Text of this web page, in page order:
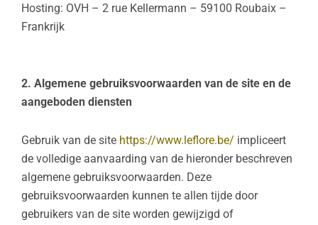
Hosting: OVH – 2 rue Kellermann – 59100 Roubaix –
Frankrijk
2. Algemene gebruiksvoorwaarden van de site en de
aangeboden diensten
Gebruik van de site https://www.leflore.be/ impliceert
de volledige aanvaarding van de hieronder beschreven
algemene gebruiksvoorwaarden. Deze
gebruiksvoorwaarden kunnen te allen tijde door
gebruikers van de site worden gewijzigd of